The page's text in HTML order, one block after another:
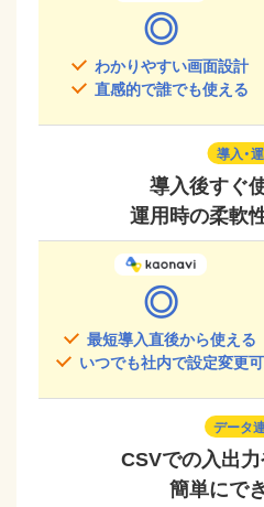
◎
わかりやすい画面設計
直感的で誰でも使える
導入・
導入後すぐ
運用時の柔軟
◎
最短導入直後から使える
いつでも社内で設定変更可
データ
CSVでの入出
簡単にで